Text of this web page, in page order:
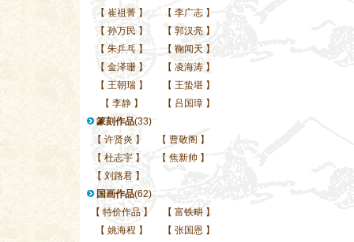
【 崔祖菁】 【 李广志 】
【 孙万民 】 【 郭汉亮 】
【 朱乒乓】 【 鞠闻天 】
【 金泽珊】 【 凌海涛 】
【 王朝瑞】 【 王蛰堪 】
【 李静】 【 吕国璋 】
篆刻作品(33)
【 许贤炎 】 【 曹敬阁 】
【 杜志宇 】 【 焦新帅 】
【 刘路君 】
国画作品(62)
【 特价作品】 【 富铁畊 】
【 姚海程 】 【 张国恩 】